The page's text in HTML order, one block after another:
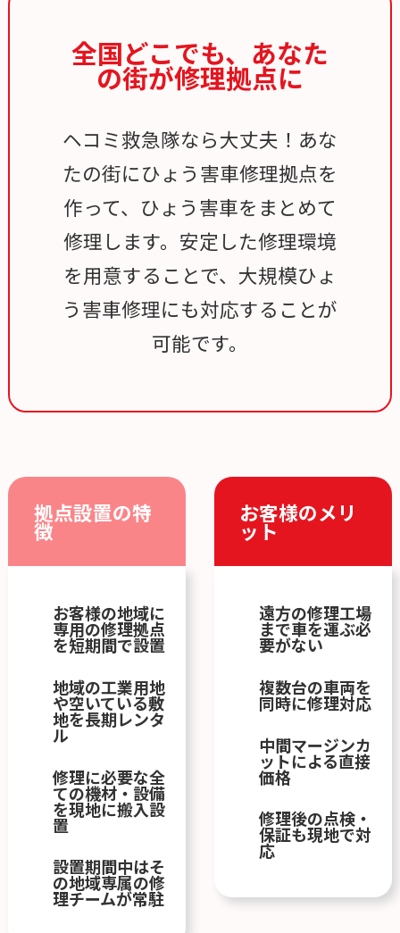
全国どこでも、 あなた
の街が修理拠点に
ヘコミ救急隊なら大丈夫！あな
たの街にひょう害車修理拠点を
作って、ひょう害車をまとめて
修理します。安定した修理環境
を用意することで、大規模ひょ
う害車修理にも対応することが
可能です。
拠点設置の特
徴
お客様の地域に
専用の修理拠点
を短期間で設置
地域の工業用地
や空いている敷
地を長期レンタ
ル
修理に必要な全
ての機材・設備
を現地に搬入設
置
設置期間中はそ
の地域専属の修
理チームが常駐
お客様のメリ
ット
遠方の修理工場
まで車を運ぶ必
要がない
複数台の車両を
同時に修理対応
中間マージンカ
ットによる直接
価格
修理後の点検・
保証も現地で対
応